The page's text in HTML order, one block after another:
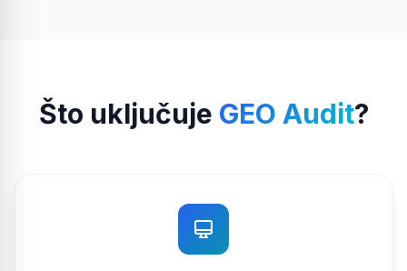
Što uključuje GEO Audit?